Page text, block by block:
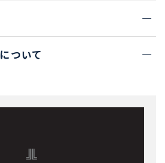
ついて